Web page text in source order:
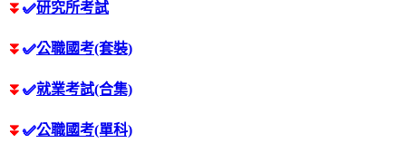
⏬ ✅研究所考試
⏬ ✅公職國考(套裝)
⏬ ✅就業考試(合集)
⏬ ✅公職國考(單科)